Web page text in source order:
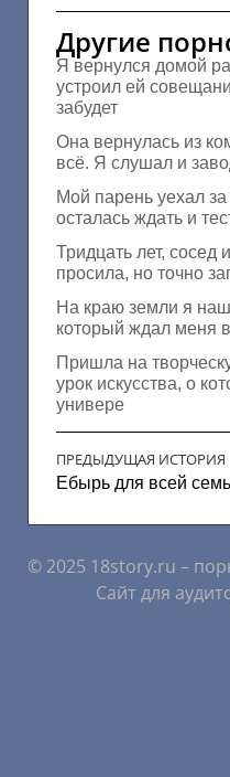
Другие
Я вернулся домой
устроил ей
забудет
Она вернулась из
всё. Я слушал и
Мой парень уехал
осталась ждать и
Тридцать лет, сосед
просила, но точно
На краю земли я
который ждал меня
Пришла на
урок искусства, о
универе
ПРЕДЫДУЩАЯ ИСТОРИЯ
Ебырь для всей
© 2025 18story.ru –
Сайт для